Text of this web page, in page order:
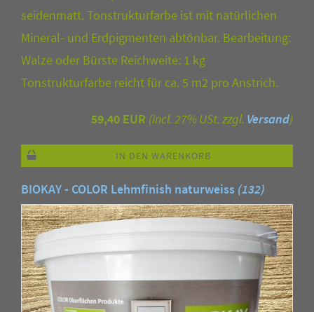
seidenmatt. Tonstrukturfarbe ist mit natürlichen
Mineral- und Erdpigmenten abtönbar. Bearbeitung:
Walze oder Bürste Reichweite: 1 kg
Tonstrukturfarbe reicht für ca. 5 m2 pro Anstrich.
59,40 EUR (incl. 27% USt. zzgl. Versand)
IN DEN WARENKORB
BIOKAY - COLOR Lehmfinish naturweiss (132)